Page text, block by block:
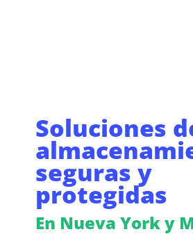
Soluciones
seguras y
protegidas
En Nueva York y